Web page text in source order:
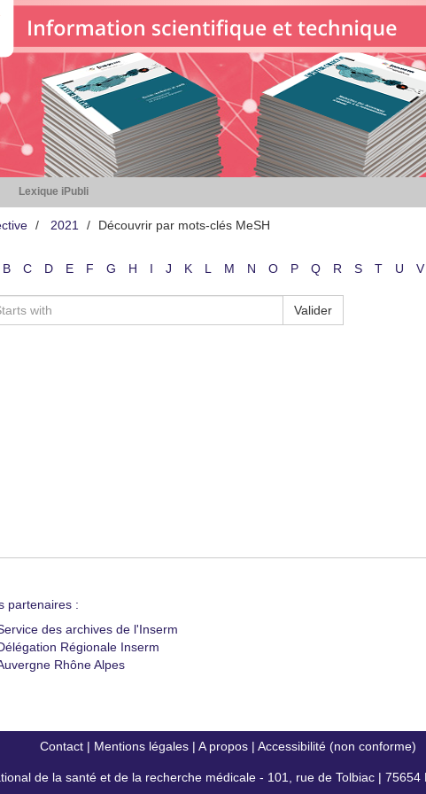
Lexique iPubli
2021 Découvrir par mots-clés MeSH
B C D E F G H I J K L M N O P Q R S T U V
Valider
partenaires :
des archives de l'Inserm
Régionale Inserm
Rhône Alpes
Contact| Mentions légales| A propos| Accessibilité (non conforme)
de la santé et de la recherche médicale - 101, rue de Tolbiac | 75654